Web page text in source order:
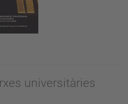
universitàries